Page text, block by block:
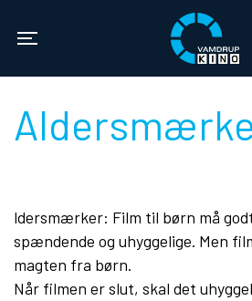
Vamdrup Kino
ldersmærker: Film til børn må
spændende og uhyggelige. Men
magten fra børn.
Når filmen er slut, skal det